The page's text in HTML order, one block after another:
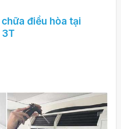
điều hòa tại